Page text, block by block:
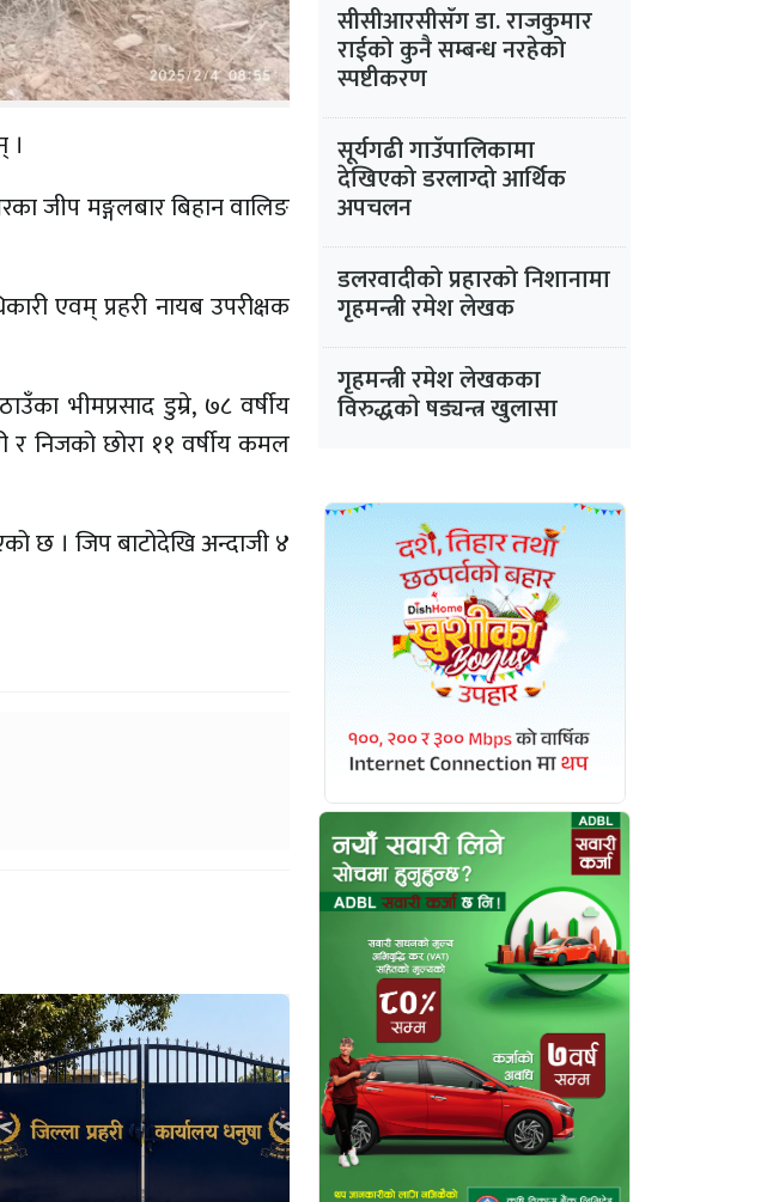
।
जीप मङ्गलबार बिहान वालिङ
एवम् प्रहरी नायब उपरीक्षक
भीमप्रसाद डुम्रे, ७८ वर्षीय
र निजको छोरा ११ वर्षीय कमल
छ । जिप बाटोदेखि अन्दाजी ४
सीसीआरसीसँग डा. राजकुमार
राईको कुनै सम्बन्ध नरहेको
स्पष्टीकरण
सूर्यगढी गाउँपालिकामा
देखिएको डरलाग्दो आर्थिक
अपचलन
डलरवादीको प्रहारको निशानामा
गृहमन्त्री रमेश लेखक
गृहमन्त्री रमेश लेखकका
विरुद्धकाे षड्यन्त्र खुलासा